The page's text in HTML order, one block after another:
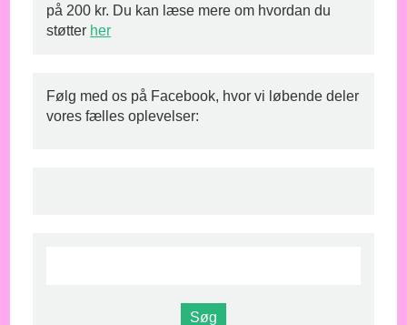
på 200 kr. Du kan læse mere om hvordan du
støtter her
Følg med os på Facebook, hvor vi løbende deler
vores fælles oplevelser: